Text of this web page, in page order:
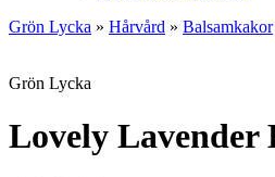
Grön Lycka » Hårvård » Balsamkakor
Grön Lycka
Lovely Lavender